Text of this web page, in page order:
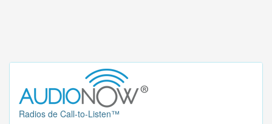
Radios de Call-to-Listen™